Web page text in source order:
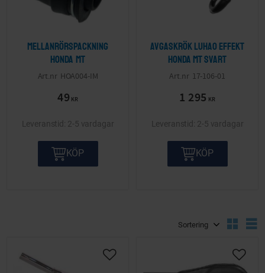
Mellanrörspackning
Honda MT
HOA004-IM
49 KR
2-5 vardagar
KÖP
Avgaskrök Luhao effekt
Honda MT Svart
17-106-01
1 295 KR
2-5 vardagar
KÖP
Lägg till i önskelista Lägg